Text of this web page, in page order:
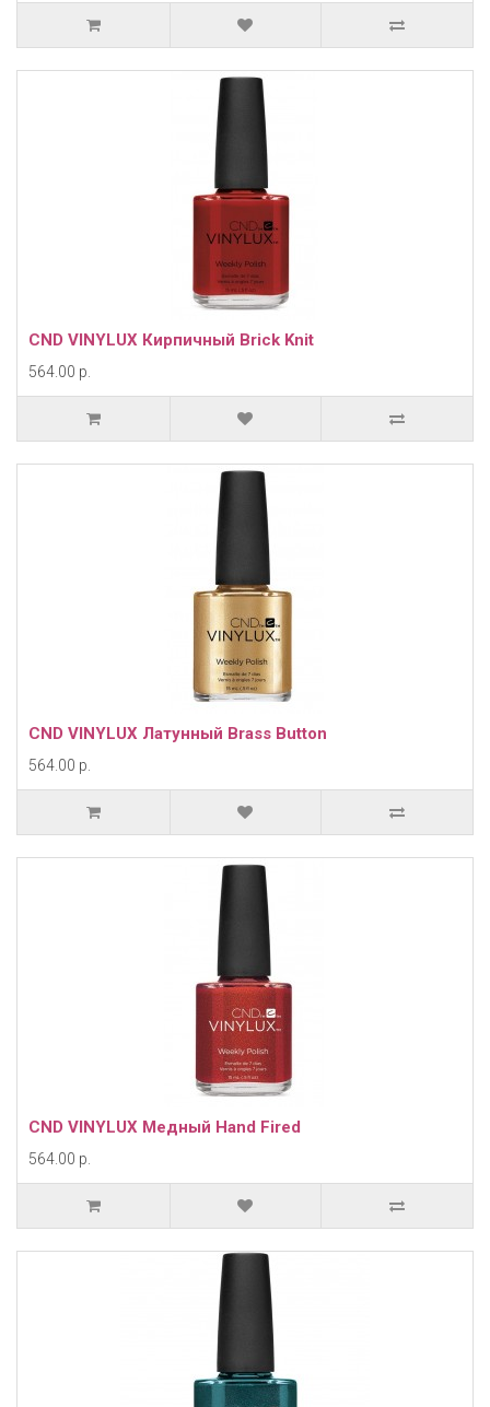
CND VINYLUX Кирпичный Brick Knit
564.00 р.
CND VINYLUX Латунный Brass Button
564.00 р.
CND VINYLUX Медный Hand Fired
564.00 р.